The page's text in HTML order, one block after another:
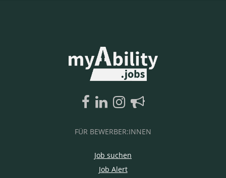
FÜR BEWERBER:INNEN
Job suchen
Job Alert